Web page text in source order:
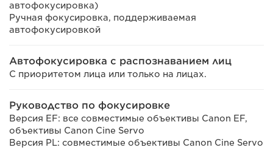
автофокусировка)
Ручная фокусировка, поддерживаемая
автофокусировкой
Автофокусировка с распознаванием лиц
С приоритетом лица или только на лицах.
Руководство по фокусировке
Версия EF: все совместимые объективы Canon EF,
объективы Canon Cine Servo
Версия PL: совместимые объективы Canon Cine Servo